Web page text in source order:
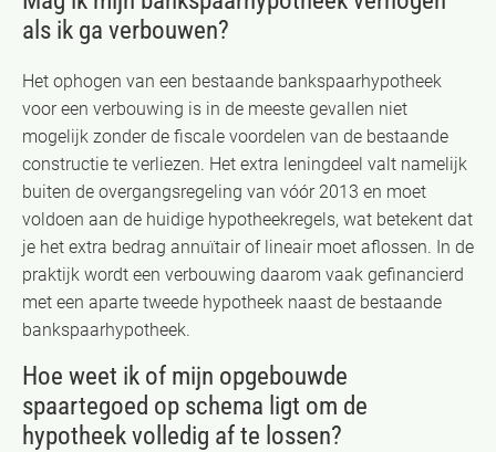
als ik ga verbouwen?
Het ophogen van een bestaande bankspaarhypotheek
voor een verbouwing is in de meeste gevallen niet
mogelijk zonder de fiscale voordelen van de bestaande
constructie te verliezen. Het extra leningdeel valt namelijk
buiten de overgangsregeling van vóór 2013 en moet
voldoen aan de huidige hypotheekregels, wat betekent dat
je het extra bedrag annuïtair of lineair moet aflossen. In de
praktijk wordt een verbouwing daarom vaak gefinancierd
met een aparte tweede hypotheek naast de bestaande
bankspaarhypotheek.
Hoe weet ik of mijn opgebouwde
spaartegoed op schema ligt om de
hypotheek volledig af te lossen?